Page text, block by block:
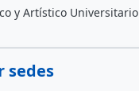
y Artístico Universitario
sedes